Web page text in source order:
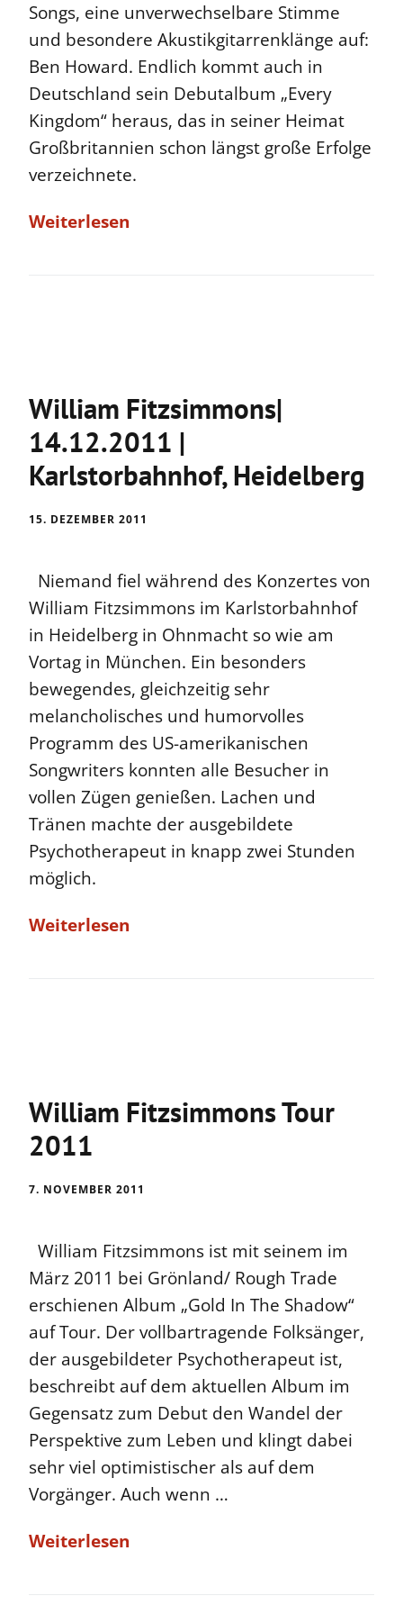
Songs, eine unverwechselbare Stimme
und besondere Akustikgitarrenklänge auf:
Ben Howard. Endlich kommt auch in
Deutschland sein Debutalbum „Every
Kingdom“ heraus, das in seiner Heimat
Großbritannien schon längst große Erfolge
verzeichnete.
Weiterlesen
William Fitzsimmons|
14.12.2011 |
Karlstorbahnhof, Heidelberg
15. DEZEMBER 2011
Niemand fiel während des Konzertes von
William Fitzsimmons im Karlstorbahnhof
in Heidelberg in Ohnmacht so wie am
Vortag in München. Ein besonders
bewegendes, gleichzeitig sehr
melancholisches und humorvolles
Programm des US-amerikanischen
Songwriters konnten alle Besucher in
vollen Zügen genießen. Lachen und
Tränen machte der ausgebildete
Psychotherapeut in knapp zwei Stunden
möglich.
Weiterlesen
William Fitzsimmons Tour
2011
7. NOVEMBER 2011
William Fitzsimmons ist mit seinem im
März 2011 bei Grönland/ Rough Trade
erschienen Album „Gold In The Shadow“
auf Tour. Der vollbartragende Folksänger,
der ausgebildeter Psychotherapeut ist,
beschreibt auf dem aktuellen Album im
Gegensatz zum Debut den Wandel der
Perspektive zum Leben und klingt dabei
sehr viel optimistischer als auf dem
Vorgänger. Auch wenn …
Weiterlesen